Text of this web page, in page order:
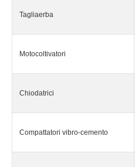
Tagliaerba
Motocoltivatori
Chiodatrici
Compattatori vibro-cemento